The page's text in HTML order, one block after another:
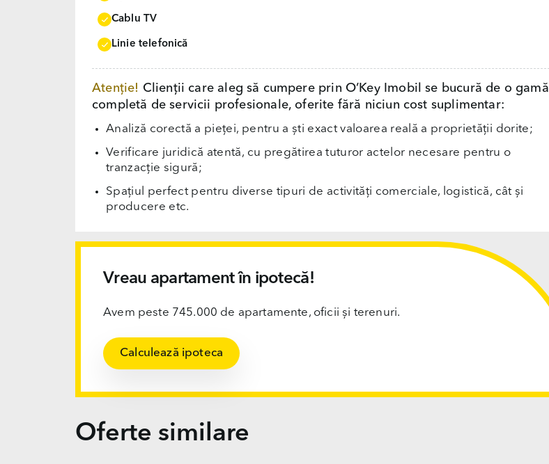
Cablu TV
Linie telefonică
Atenție! Clienții care aleg să cumpere prin O’Key Imobil se bucură de o gamă
completă de servicii profesionale, oferite fără niciun cost suplimentar:
Analiză corectă a pieței, pentru a ști exact valoarea reală a proprietății dorite;
Verificare juridică atentă, cu pregătirea tuturor actelor necesare pentru o
tranzacție sigură;
Spațiul perfect pentru diverse tipuri de activități comerciale, logistică, cât și
producere etc.
Vreau apartament în ipotecă!
Avem peste 745.000 de apartamente, oficii și terenuri.
Calculează ipoteca
Oferte similare